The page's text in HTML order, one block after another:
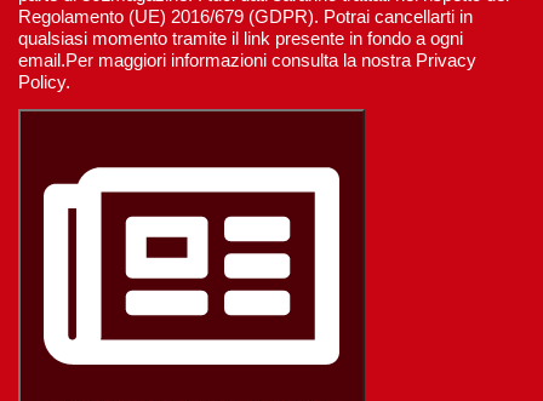
Regolamento (UE) 2016/679 (GDPR). Potrai cancellarti in
qualsiasi momento tramite il link presente in fondo a ogni
email.Per maggiori informazioni consulta la nostra Privacy
Policy.